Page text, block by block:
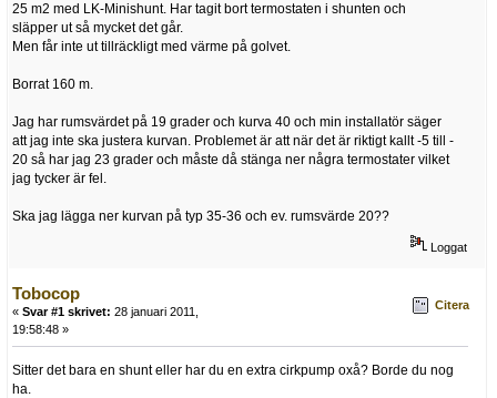
25 m2 med LK-Minishunt. Har tagit bort termostaten i shunten och
släpper ut så mycket det går.
Men får inte ut tillräckligt med värme på golvet.
Borrat 160 m.
Jag har rumsvärdet på 19 grader och kurva 40 och min installatör säger
att jag inte ska justera kurvan. Problemet är att när det är riktigt kallt -5 till -
20 så har jag 23 grader och måste då stänga ner några termostater vilket
jag tycker är fel.
Ska jag lägga ner kurvan på typ 35-36 och ev. rumsvärde 20??
Loggat
Tobocop
« Svar #1 skrivet: 28 januari 2011,
19:58:48 »
Citera
Sitter det bara en shunt eller har du en extra cirkpump oxå? Borde du nog
ha.